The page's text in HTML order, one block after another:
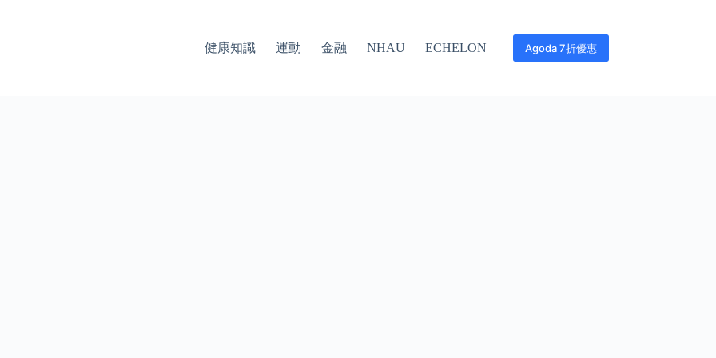
健康知識 運動 金融 NHAU ECHELON Agoda 7折優惠